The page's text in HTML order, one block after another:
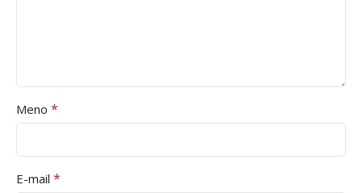
Meno *
E-mail *